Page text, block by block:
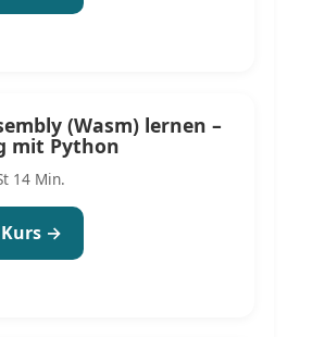
(Wasm) lernen –
mit Python
14 Min.
→